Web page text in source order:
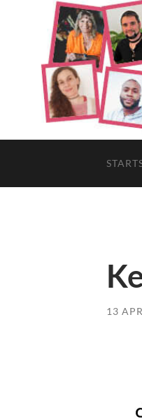
13